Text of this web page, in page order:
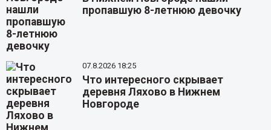
пропавшую 8-летнюю девочку
07.8.2026 18:25
Что интересного скрывает
деревня Ляхово в Нижнем
Новгороде